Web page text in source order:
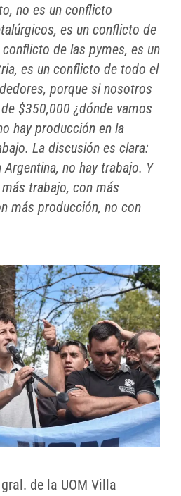
no es un conflicto
es un conflicto de
de las pymes, es un
es un conflicto de todo el
porque si nosotros
$350,000 ¿dónde vamos
hay producción en la
La discusión es clara:
no hay trabajo. Y
trabajo, con más
más producción, no con
de la UOM Villa